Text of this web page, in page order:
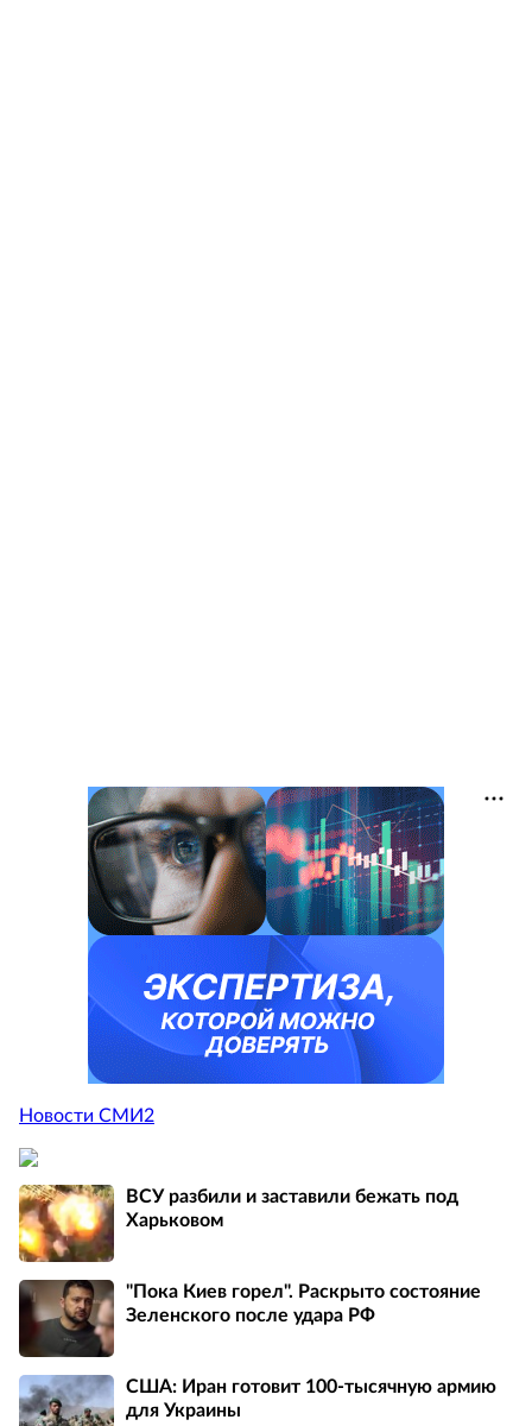
Новости СМИ2
ВСУ разбили и заставили бежать под
Харьковом
"Пока Киев горел". Раскрыто состояние
Зеленского после удара РФ
США: Иран готовит 100-тысячную армию
для Украины